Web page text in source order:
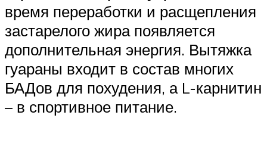
время переработки и расщепления
застарелого жира появляется
дополнительная энергия. Вытяжка
гуараны входит в состав многих
БАДов для похудения, а L-карнитин
– в спортивное питание.